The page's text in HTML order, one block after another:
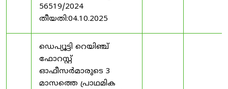
56519/2024
തീയതി:04.10.2025
ഡെപ്യൂട്ടി റെയിഞ്ച്
ഫോറസ്റ്റ്
ഓഫീസർമാരുടെ 3
മാസത്തെ പ്രാഥമിക